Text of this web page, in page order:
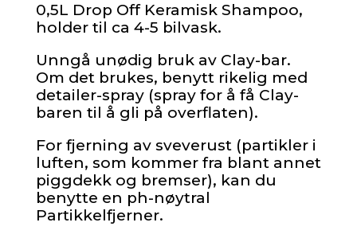
0,5L Drop Off Keramisk Shampoo,
holder til ca 4-5 bilvask.
Unngå unødig bruk av Clay-bar.
Om det brukes, benytt rikelig med
detailer-spray (spray for å få Clay-
baren til å gli på overflaten).
For fjerning av sveverust (partikler i
luften, som kommer fra blant annet
piggdekk og bremser), kan du
benytte en ph-nøytral
Partikkelfjerner.